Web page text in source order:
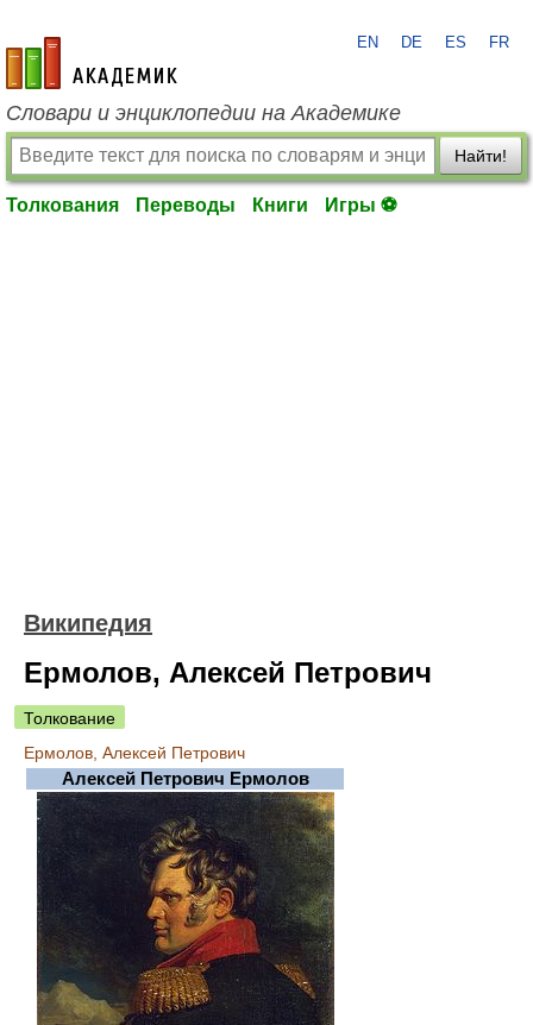
academic.ru
EN DE ES FR
Словари и энциклопедии на Академике
Найти!
Толкования Переводы Книги Игры ⚽
Википедия
Ермолов, Алексей Петрович
Толкование
Ермолов, Алексей Петрович
Алексей Петрович Ермолов